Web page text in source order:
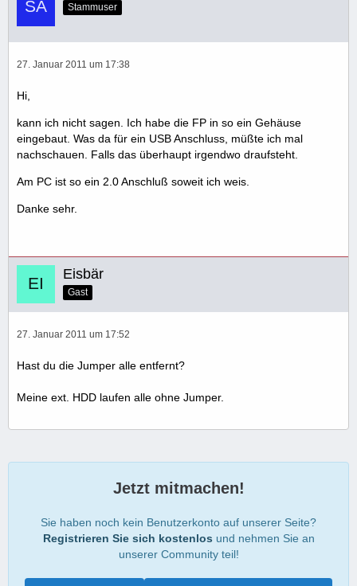
Stammuser
27. Januar 2011 um 17:38
Hi,
kann ich nicht sagen. Ich habe die FP in so ein Gehäuse
eingebaut. Was da für ein USB Anschluss, müßte ich mal
nachschauen. Falls das überhaupt irgendwo draufsteht.
Am PC ist so ein 2.0 Anschluß soweit ich weis.
Danke sehr.
Eisbär
Gast
27. Januar 2011 um 17:52
Hast du die Jumper alle entfernt?
Meine ext. HDD laufen alle ohne Jumper.
Jetzt mitmachen!
Sie haben noch kein Benutzerkonto auf unserer Seite?
Registrieren Sie sich kostenlos und nehmen Sie an
unserer Community teil!